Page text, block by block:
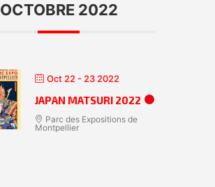
OCTOBRE 2022
Oct 22 - 23 2022
JAPAN MATSURI 2022
Parc des Expositions de
Montpellier